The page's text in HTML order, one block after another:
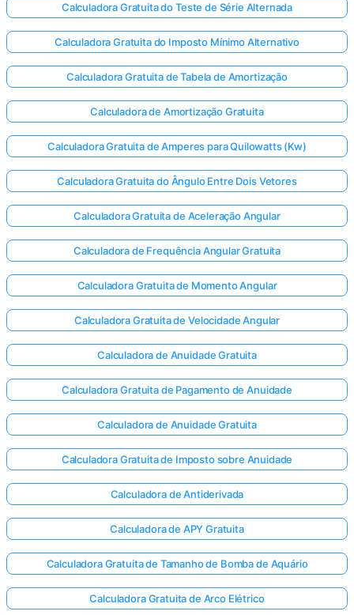
Calculadora Gratuita do Teste de Série Alternada
Calculadora Gratuita do Imposto Mínimo Alternativo
Calculadora Gratuita de Tabela de Amortização
Calculadora de Amortização Gratuita
Calculadora Gratuita de Amperes para Quilowatts (Kw)
Calculadora Gratuita do Ângulo Entre Dois Vetores
Calculadora Gratuita de Aceleração Angular
Calculadora de Frequência Angular Gratuita
Calculadora Gratuita de Momento Angular
Calculadora Gratuita de Velocidade Angular
Calculadora de Anuidade Gratuita
Calculadora Gratuita de Pagamento de Anuidade
Calculadora de Anuidade Gratuita
Calculadora Gratuita de Imposto sobre Anuidade
Calculadora de Antiderivada
Calculadora de APY Gratuita
Calculadora Gratuita de Tamanho de Bomba de Aquário
Calculadora Gratuita de Arco Elétrico